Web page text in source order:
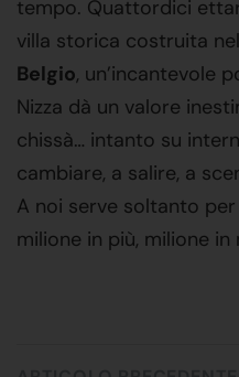
tempo. Quattordici
villa storica costruita
Belgio, un’incantevole
Nizza dà un valore
chissà… intanto su
cambiare, a salire, a
A noi serve soltanto per
milione in più, milione in